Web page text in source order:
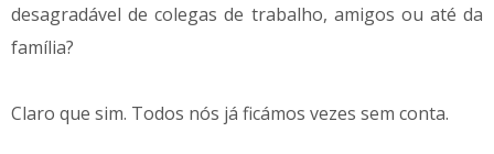
desagradável de colegas de trabalho, amigos ou até da
família?
Claro que sim. Todos nós já ficámos vezes sem conta.